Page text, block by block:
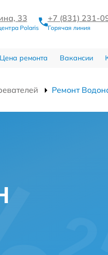
33
Polaris
+7 (831) 231-
Горячая линия
Цена ремонта Вакансии
Ремонт